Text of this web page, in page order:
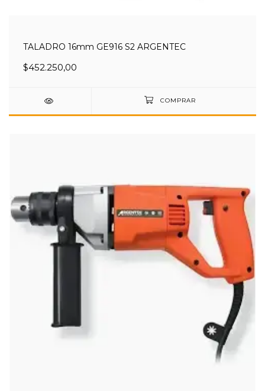
TALADRO 16mm GE916 S2 ARGENTEC
$452.250,00